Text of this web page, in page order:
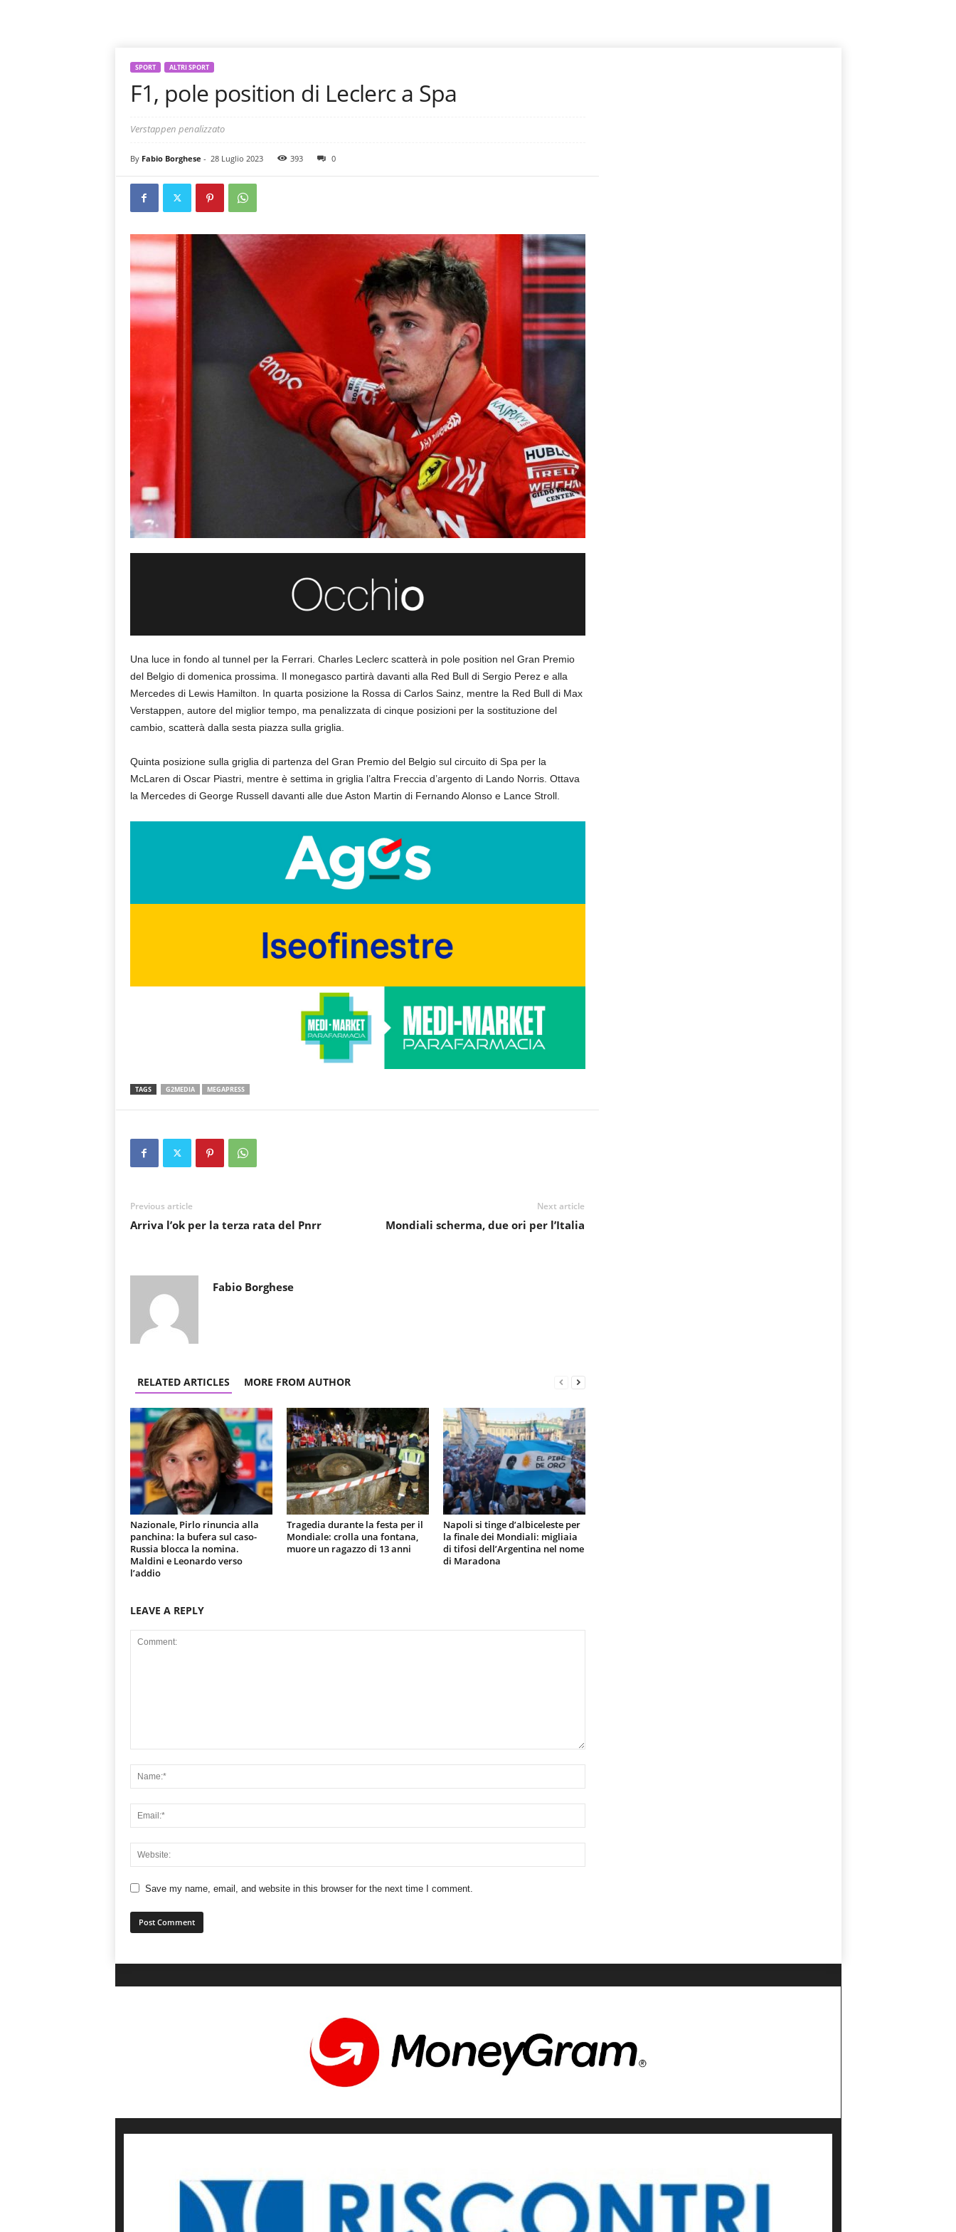
SPORT ALTRI SPORT
F1, pole position di Leclerc a Spa
Verstappen penalizzato
By Fabio Borghese - 28 Luglio 2023 393 0
Una luce in fondo al tunnel per la Ferrari. Charles Leclerc scatterà in pole position nel Gran Premio
del Belgio di domenica prossima. Il monegasco partirà davanti alla Red Bull di Sergio Perez e alla
Mercedes di Lewis Hamilton. In quarta posizione la Rossa di Carlos Sainz, mentre la Red Bull di Max
Verstappen, autore del miglior tempo, ma penalizzata di cinque posizioni per la sostituzione del
cambio, scatterà dalla sesta piazza sulla griglia.
Quinta posizione sulla griglia di partenza del Gran Premio del Belgio sul circuito di Spa per la
McLaren di Oscar Piastri, mentre è settima in griglia l’altra Freccia d’argento di Lando Norris. Ottava
la Mercedes di George Russell davanti alle due Aston Martin di Fernando Alonso e Lance Stroll.
TAGS G2MEDIA MEGAPRESS
Previous article
Arriva l’ok per la terza rata del Pnrr
Next article
Mondiali scherma, due ori per l’Italia
Fabio Borghese
RELATED ARTICLES MORE FROM AUTHOR
Nazionale, Pirlo rinuncia alla
panchina: la bufera sul caso-
Russia blocca la nomina.
Maldini e Leonardo verso
l’addio
Tragedia durante la festa per il
Mondiale: crolla una fontana,
muore un ragazzo di 13 anni
Napoli si tinge d’albiceleste per
la finale dei Mondiali: migliaia
di tifosi dell’Argentina nel nome
di Maradona
LEAVE A REPLY
Save my name, email, and website in this browser for the next time I comment.